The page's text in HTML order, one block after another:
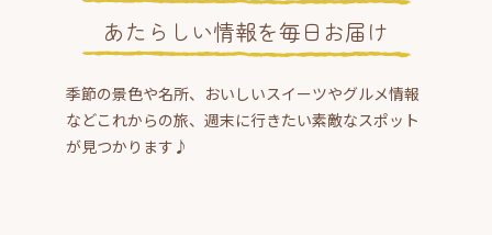
あたらしい情報を毎日お届け
季節の景色や名所、おいしいスイーツやグルメ情報
などこれからの旅、週末に行きたい素敵なスポット
が見つかります♪